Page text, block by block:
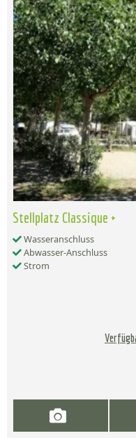
Stellplatz Classique +
Wasseranschluss
Abwasser-Anschluss
Strom